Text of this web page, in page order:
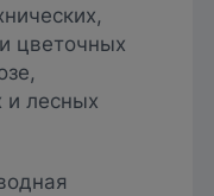
цветочных
и лесных